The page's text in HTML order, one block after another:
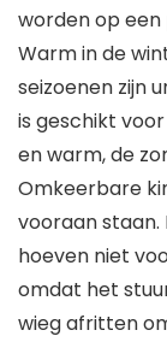
worden op
Warm in de
seizoenen zijn
is geschikt
en warm, de
Omkeerbare
vooraan
hoeven niet
omdat het
wieg afritten